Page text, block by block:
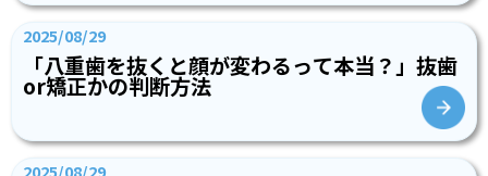
2025/08/29
「八重歯を抜くと顔が変わるって本当？」抜歯
or矯正かの判断方法
2025/08/29